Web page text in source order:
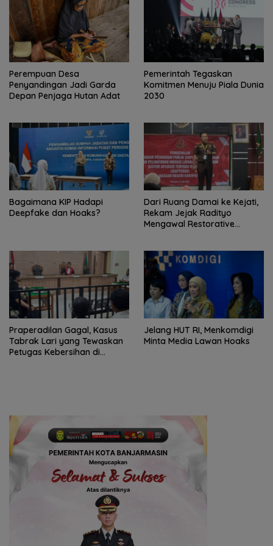
Perempuan Desa
Penyandingan Jadi Garda
Depan Penjaga Hutan Adat
Pemerintah Tegaskan
Komitmen Menuju Piala Dunia
2030
Bagaimana KIP Hadapi
Deepfake dan Hoaks?
Dari Ruang Damai ke Kejati,
Rekam Jejak Radityo
Mengawal Restorative
Praperadilan Gagal, Kasus
Tabrak Lari yang Tewaskan
Petugas Kebersihan di
Jelang HUT RI, Menkomdigi
Minta Media Lawan Hoaks